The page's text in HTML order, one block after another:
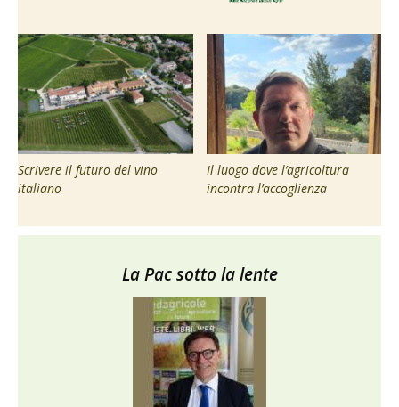
Scrivere il futuro del vino
italiano
Il luogo dove l’agricoltura
incontra l’accoglienza
La Pac sotto la lente